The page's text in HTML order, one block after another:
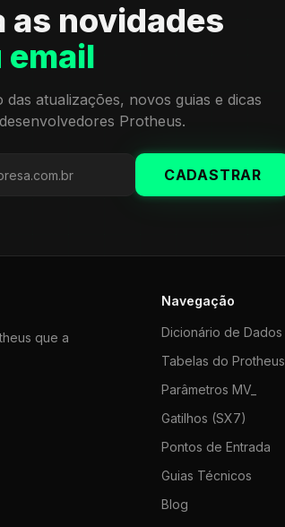
as novidades
email
atualizações, novos guias e dicas
Protheus.
CADASTRAR
que a
Navegação
Dicionário de Dados
Tabelas do Protheus
Parâmetros MV_
Gatilhos (SX7)
Pontos de Entrada
Guias Técnicos
Blog